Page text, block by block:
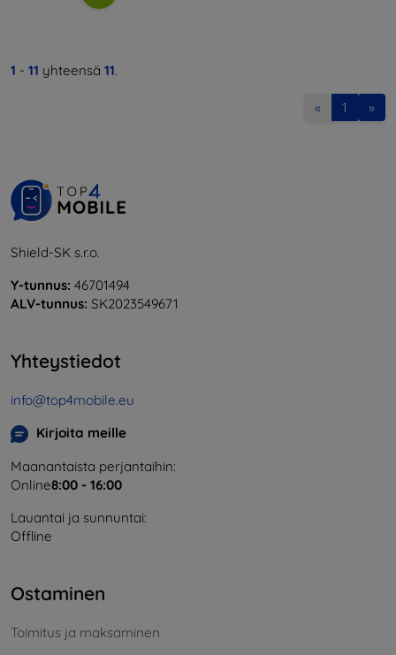
1 - 11 yhteensä 11.
« 1 »
Shield-SK s.r.o.
Y-tunnus: 46701494
ALV-tunnus: SK2023549671
Yhteystiedot
info@top4mobile.eu
Kirjoita meille
Maanantaista perjantaihin:
Online8:00 - 16:00
Lauantai ja sunnuntai:
Offline
Ostaminen
Toimitus ja maksaminen